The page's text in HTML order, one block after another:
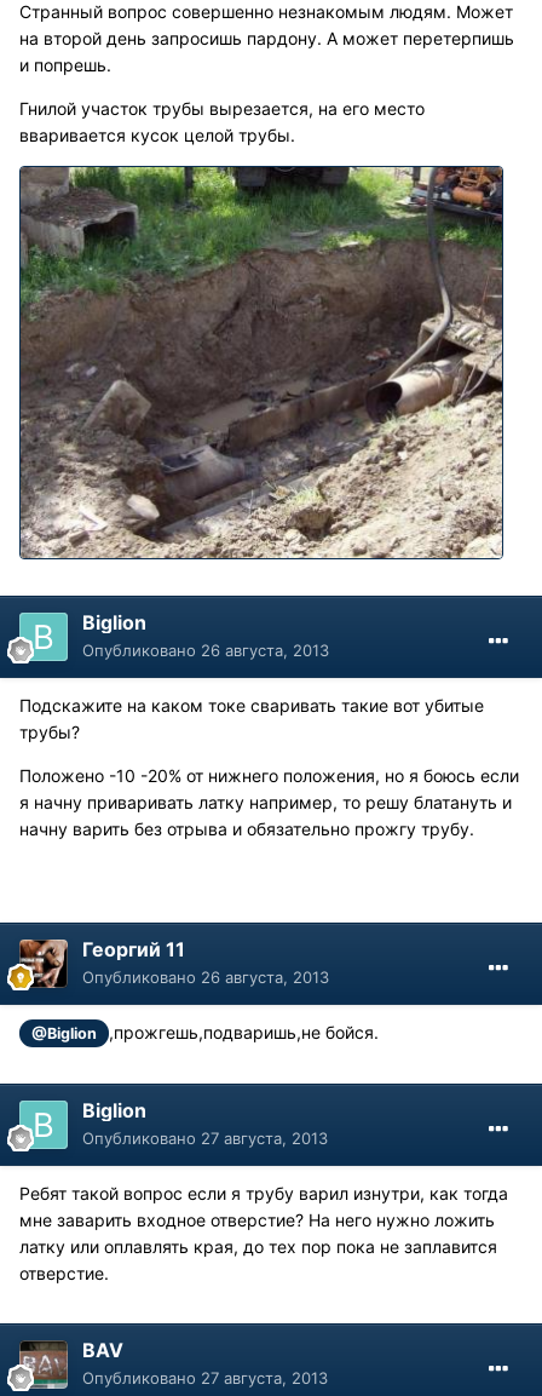
Странный вопрос совершенно незнакомым людям. Может
на второй день запросишь пардону. А может перетерпишь
и попрешь.
Гнилой участок трубы вырезается, на его место
вваривается кусок целой трубы.
Biglion
Опубликовано 26 августа, 2013
Подскажите на каком токе сваривать такие вот убитые
трубы?
Положено -10 -20% от нижнего положения, но я боюсь если
я начну приваривать латку например, то решу блатануть и
начну варить без отрыва и обязательно прожгу трубу.
Георгий 11
Опубликовано 26 августа, 2013
@Biglion ,прожгешь,подваришь,не бойся.
Biglion
Опубликовано 27 августа, 2013
Ребят такой вопрос если я трубу варил изнутри, как тогда
мне заварить входное отверстие? На него нужно ложить
латку или оплавлять края, до тех пор пока не заплавится
отверстие.
BAV
Опубликовано 27 августа, 2013